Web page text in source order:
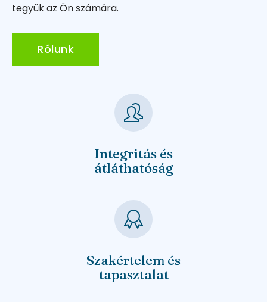
tegyük az Ön számára.
Rólunk
Integritás és
átláthatóság
Szakértelem és
tapasztalat